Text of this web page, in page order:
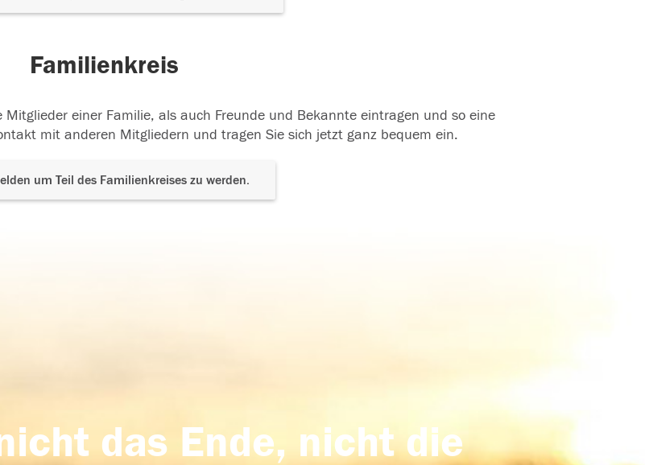
Familienkreis
einer Familie, als auch Freunde und Bekannte eintragen und so eine
mit anderen Mitgliedern und tragen Sie sich jetzt ganz bequem ein.
um Teil des Familienkreises zu werden.
das Ende, nicht die